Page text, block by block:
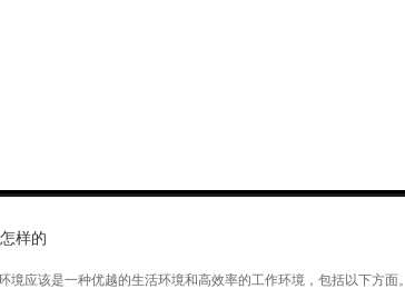
样的
应该是一种优越的生活环境和高效率的工作环境，包括以下方面。